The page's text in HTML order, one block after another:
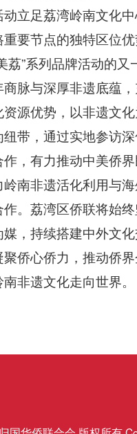
动立足荔湾岭南文化
重要节点的独特区位优
荔”系列品牌活动的又
脉与深厚非遗底蕴
源优势，以非遗文
带，通过实地参访
，有力推动中美侨界
南非遗活化利用与
。荔湾区侨联将始
，持续搭建中外文
侨心侨力，推动侨
南非遗文化走向世界。